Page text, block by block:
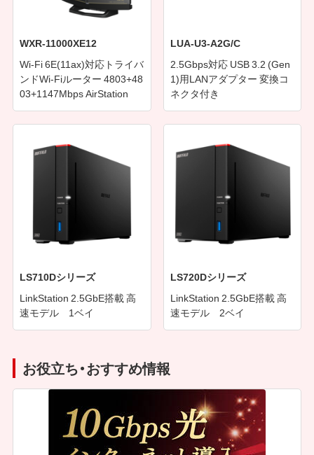
WXR-11000XE12
Wi-Fi 6E(11ax)対応トライバ
ンドWi-Fiルーター 4803+48
03+1147Mbps AirStation
LUA-U3-A2G/C
2.5Gbps対応 USB 3.2 (Gen
1)用LANアダプター 変換コ
ネクタ付き
LS710Dシリーズ
LinkStation 2.5GbE搭載 高
速モデル 1ベイ
LS720Dシリーズ
LinkStation 2.5GbE搭載 高
速モデル 2ベイ
お役立ち・おすすめ情報